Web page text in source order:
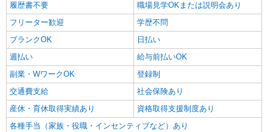
履歴書不要
職場見学OKまたは説明会あり
フリーター歓迎
学歴不問
ブランクOK
日払い
週払い
給与前払いOK
副業・WワークOK
登録制
交通費支給
社会保険あり
産休・育休取得実績あり
資格取得支援制度あり
各種手当（家族・役職・インセンティブなど）あり